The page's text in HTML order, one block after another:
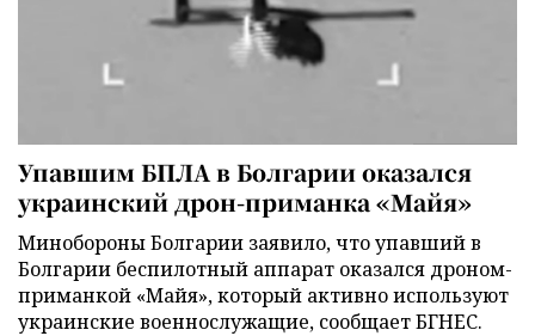
Упавшим БПЛА в Болгарии оказался
украинский дрон-приманка «Майя»
Минобороны Болгарии заявило, что упавший в
Болгарии беспилотный аппарат оказался дроном-
приманкой «Майя», который активно используют
украинские военнослужащие, сообщает БГНЕС.